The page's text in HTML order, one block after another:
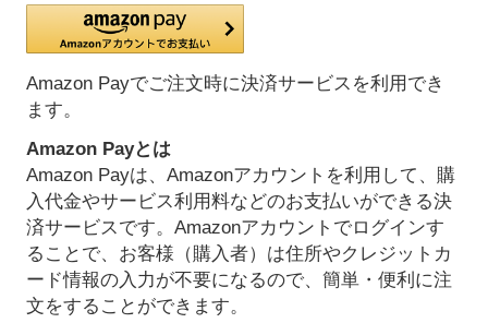
Amazon Payでご注文時に決済サービスを利用でき
ます。
Amazon Payとは
Amazon Payは、Amazonアカウントを利用して、購
入代金やサービス利用料などのお支払いができる決
済サービスです。Amazonアカウントでログインす
ることで、お客様（購入者）は住所やクレジットカ
ード情報の入力が不要になるので、簡単・便利に注
文をすることができます。